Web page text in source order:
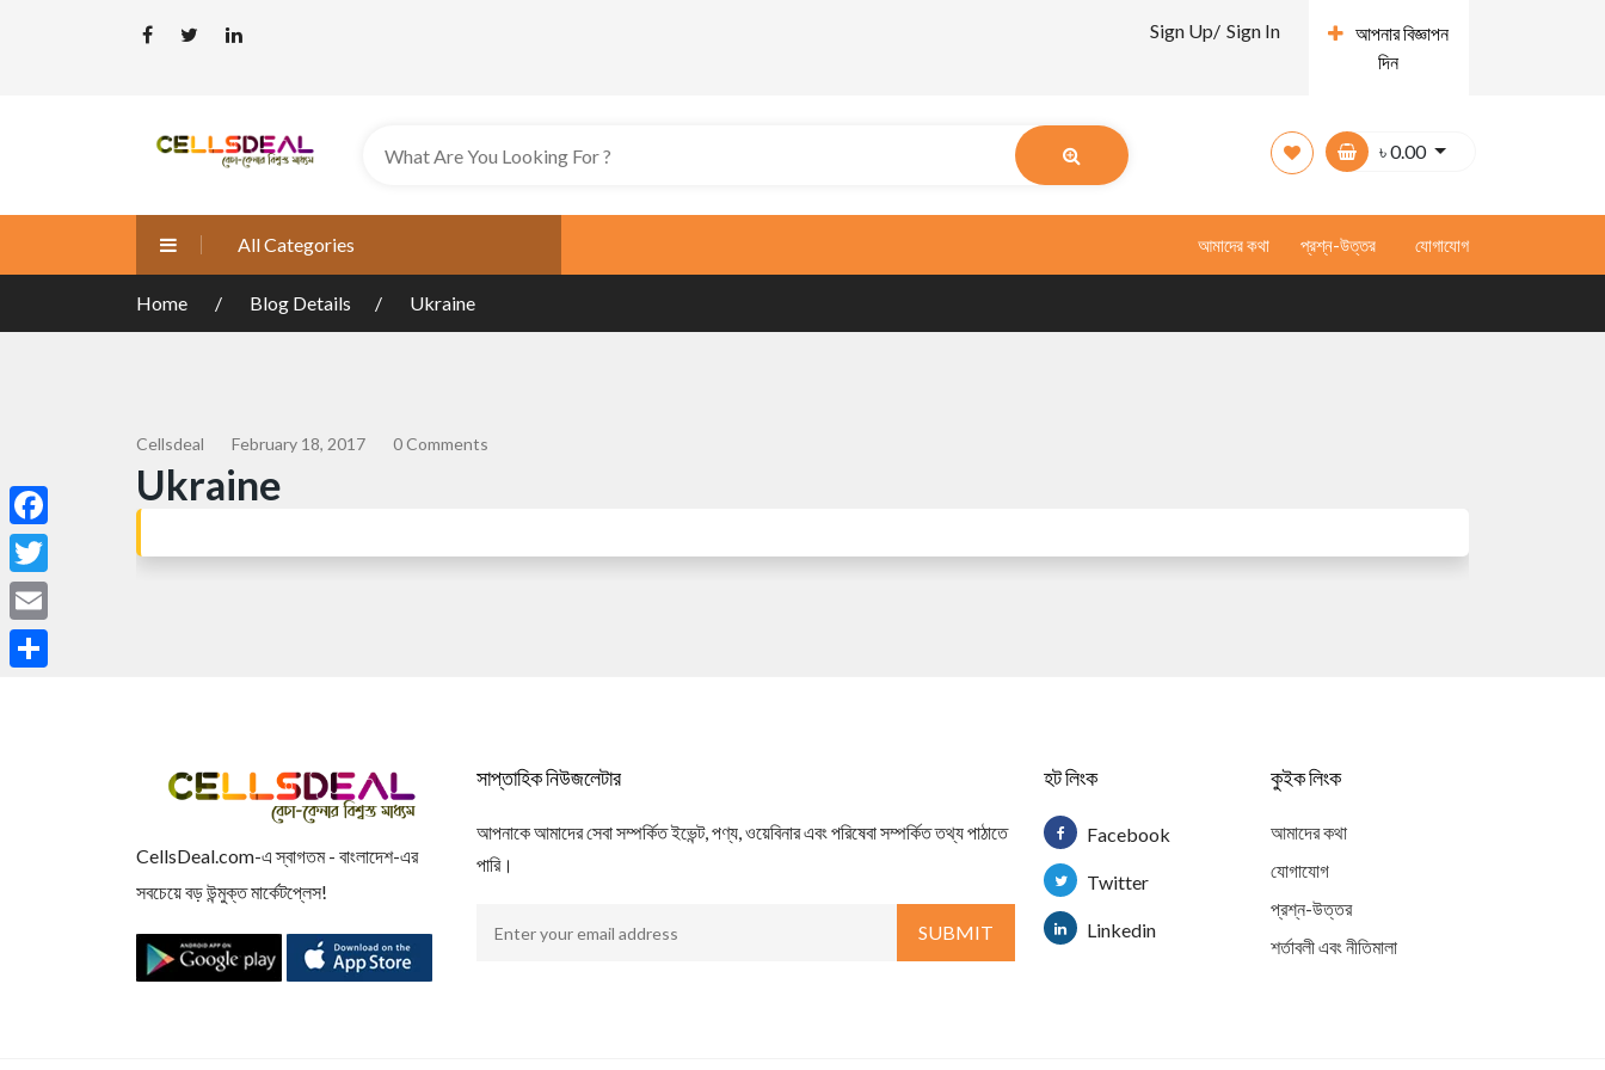
Sign Up/ Sign In
আপনার বিজ্ঞাপন
দিন
৳0.00
All Categories আমাদের কথা প্রশ্ন-উত্তর যোগাযোগ
Home Blog Details Ukraine
Cellsdeal February 18, 2017 0 Comments
Ukraine
CellsDeal.com-এ স্বাগতম - বাংলাদেশ-এর
সবচেয়ে বড় উন্মুক্ত মার্কেটপ্লেস!
সাপ্তাহিক নিউজলেটার
আপনাকে আমাদের সেবা সম্পর্কিত ইভেন্ট, পণ্য, ওয়েবিনার এবং পরিষেবা সম্পর্কিত তথ্য পাঠাতে
পারি।
হট লিংক
Facebook
Twitter
Linkedin
কুইক লিংক
আমাদের কথা
যোগাযোগ
প্রশ্ন-উত্তর
শর্তাবলী এবং নীতিমালা
Facebook
Twitter
Email